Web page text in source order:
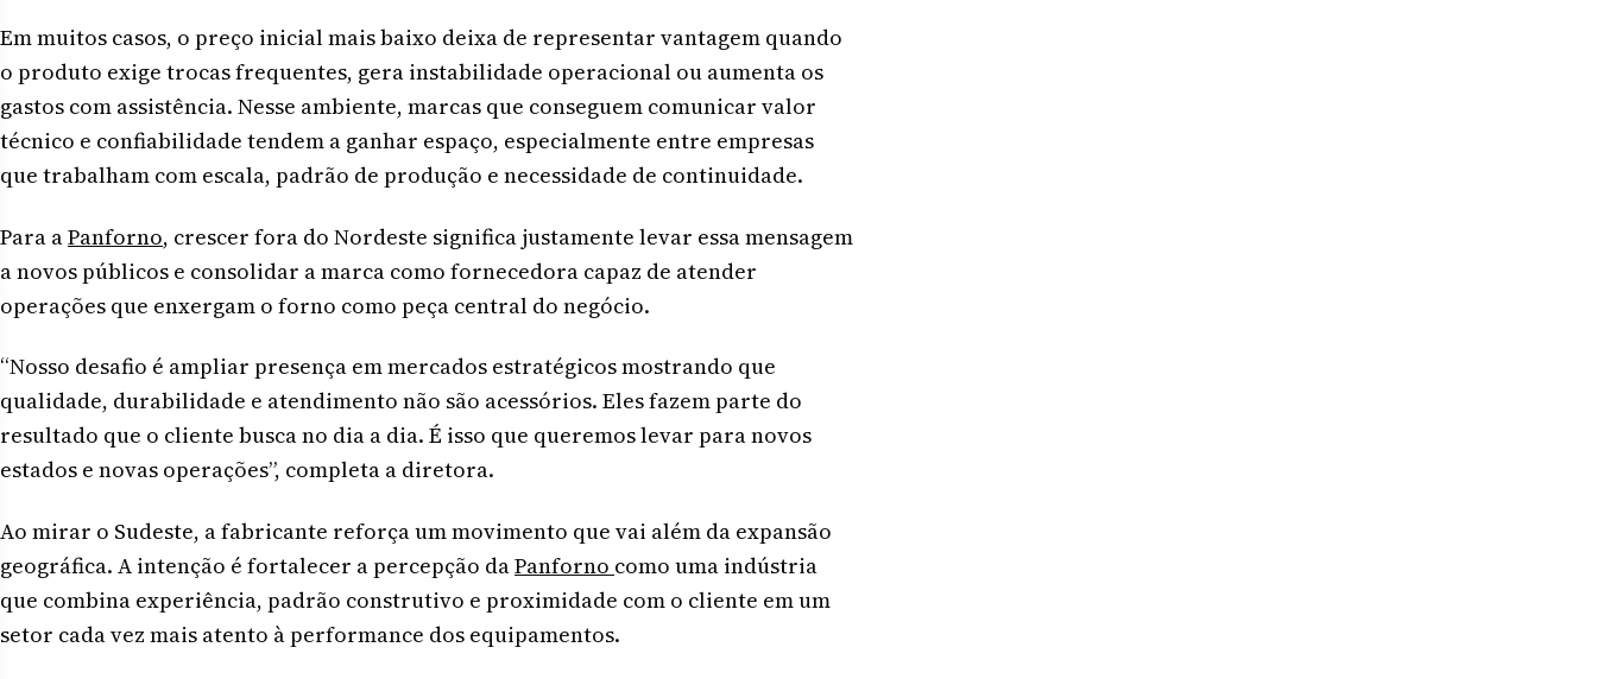
Em muitos casos, o preço inicial mais baixo deixa de representar vantagem quando
o produto exige trocas frequentes, gera instabilidade operacional ou aumenta os
gastos com assistência. Nesse ambiente, marcas que conseguem comunicar valor
técnico e confiabilidade tendem a ganhar espaço, especialmente entre empresas
que trabalham com escala, padrão de produção e necessidade de continuidade.
Para aPanforno, crescer fora do Nordeste significa justamente levar essa mensagem
a novos públicos e consolidar a marca como fornecedora capaz de atender
operações que enxergam o forno como peça central do negócio.
“Nosso desafio é ampliar presença em mercados estratégicos mostrando que
qualidade, durabilidade e atendimento não são acessórios. Eles fazem parte do
resultado que o cliente busca no dia a dia. É isso que queremos levar para novos
estados e novas operações”, completa a diretora.
Ao mirar o Sudeste, a fabricante reforça um movimento que vai além da expansão
geográfica. A intenção é fortalecer a percepção daPanforno como uma indústria
que combina experiência, padrão construtivo e proximidade com o cliente em um
setor cada vez mais atento à performance dos equipamentos.